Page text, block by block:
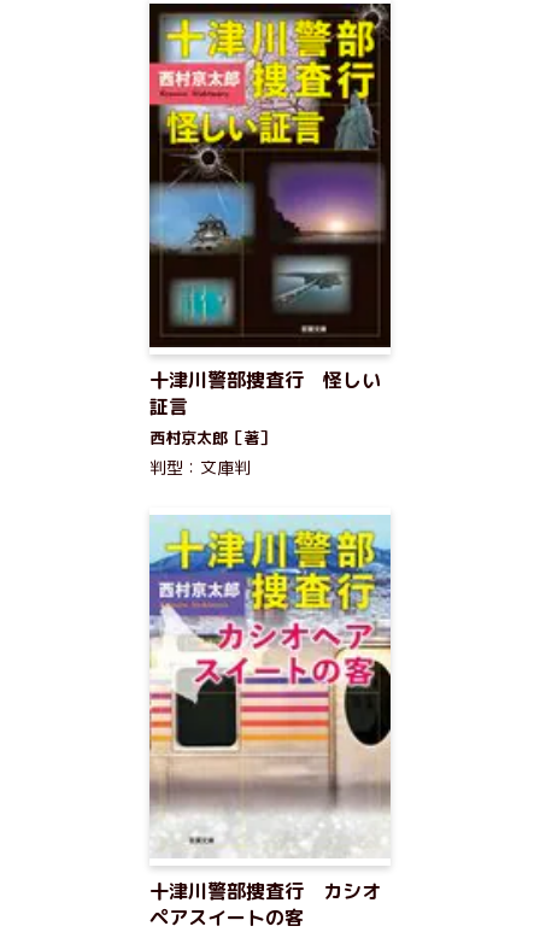
十津川警部捜査行 怪しい
証言
西村京太郎［著］
判型：文庫判
十津川警部捜査行 カシオ
ペアスイートの客